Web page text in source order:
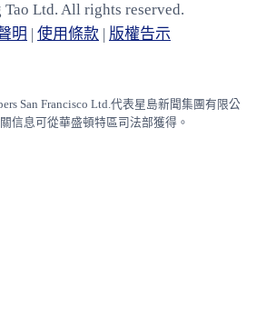
Ltd. All rights reserved.
明
使⽤條款 版權告⽰
San Francisco Ltd.代表星島新聞集團有限公
信息可從華盛頓特區司法部獲得。